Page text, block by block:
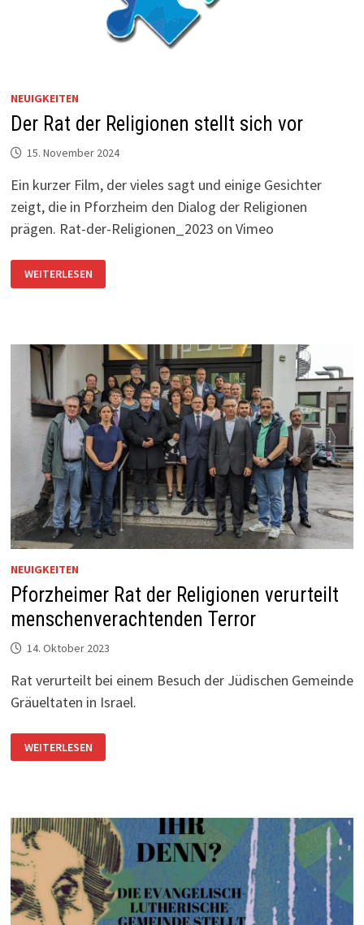
NEUIGKEITEN
Der Rat der Religionen stellt sich vor
15. November 2024
Ein kurzer Film, der vieles sagt und einige Gesichter
zeigt, die in Pforzheim den Dialog der Religionen
prägen. Rat-der-Religionen_2023 on Vimeo
RAT
DER
WEITERLESEN
NEUIGKEITEN
Pforzheimer Rat der Religionen verurteilt
menschenverachtenden Terror
14. Oktober 2023
Rat verurteilt bei einem Besuch der Jüdischen Gemeinde
Gräueltaten in Israel.
RAT
DER
WEITERLESEN